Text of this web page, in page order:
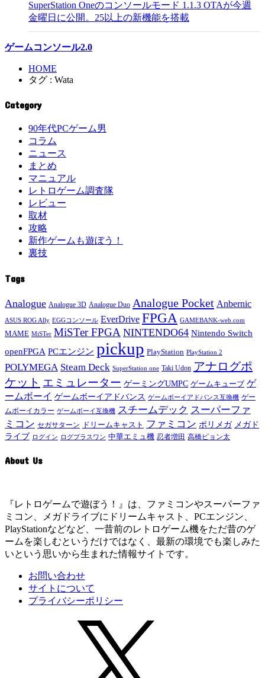
SuperStation Oneのコンソールモード 1.1.3 OTAが今週
金曜日に公開。25以上の新機能を搭載
ゲームコンソール2.0
HOME
タグ : Wata
Category
90年代PCゲーム男
コラム
ニュース
まとめ
マニュアル
レトロゲーム調査隊
レビュー
取材
攻略
新作ゲームも遊ぼう！
裏技
Tags
Analogue Analogue 3D Analogue Duo Analogue Pocket Anbernic
ASUS ROG Ally EGGコンソール EverDrive FPGA GAMEBANK-web.com
MAME MiSTer MiSTer FPGA NINTENDO64 Nintendo Switch
openFPGA PCエンジン pickup PlayStation PlayStation 2
POLYMEGA Steam Deck SuperStation one Taki Udon アナログポ
ケット エミュレーター ゲーミングUMPC ゲームキューブ ゲ
ームボーイ ゲームボーイアドバンス ゲームボーイアドバンス互換機 ゲー
ムボーイカラー ゲームボーイ互換機 スチームデック スーパーファ
ミコン セガサターン ドリームキャスト ファミコン ポリメガ メガド
ライブ ログイン ログプラスワン 中華エミュ機 忍者増田 高橋ピョン太
About Us
『レトロゲームで遊ぼう！』は、ファミコンやスーパーファ
ミコン、メガドライブにドリームキャスト、PCエンジン、
PlayStationなどなど、一昔前のレトロゲーム機をただ昔のゲ
ームを楽しむというだけではなく、最新の環境でも楽しみた
いという思いから生まれた情報サイトです。
お問い合わせ
サイトについて
プライバシーポリシー